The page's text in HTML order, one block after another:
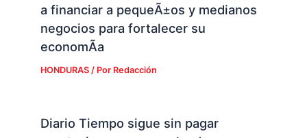
a financiar a pequeÃ±os y medianos
negocios para fortalecer su
economÃ­a
HONDURAS/ Por Redacción
Diario Tiempo sigue sin pagar